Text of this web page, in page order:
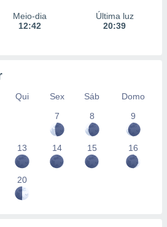
Meio-dia
12:42
Última luz
20:39
Qui Sex Sáb
Domo
7
8 9
13 14 15 16
20